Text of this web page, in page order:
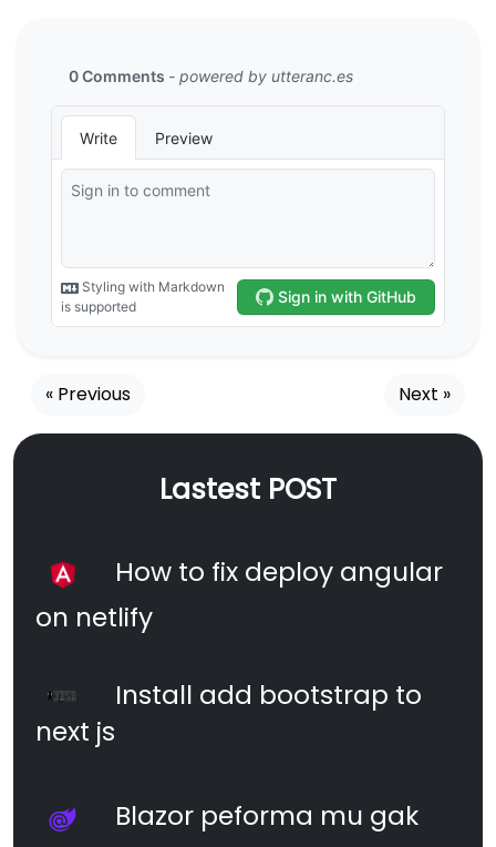
« Previous Next »
Lastest POST
How to fix deploy angular
on netlify
Install add bootstrap to
next js
Blazor peforma mu gak